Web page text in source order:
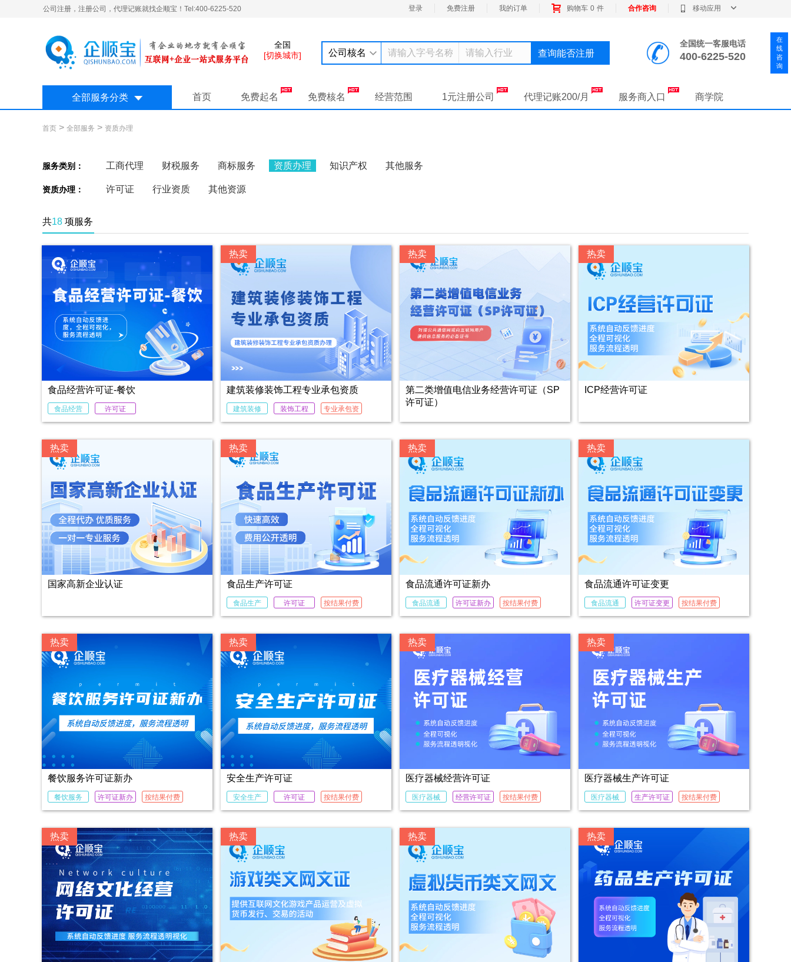
公司注册，注册公司，代理记账就找企顺宝！Tel:400-6225-520 登录 免费注册 我的订单 购物车 0 件 合作咨询 移动应用
全国
[切换城市]
公司核名 查询能否注册
全国统一客服电话
400-6225-520
全部服务分类 首页 免费起名 免费核名 经营范围 1元注册公司 代理记账200/月 服务商入口 商学院
首页 > 全部服务 > 资质办理
服务类别： 工商代理 财税服务 商标服务 资质办理 知识产权 其他服务
资质办理： 许可证 行业资质 其他资源
共18 项服务
食品经营许可证-餐饮
食品经营 许可证
热卖
建筑装修装饰工程专业承包资质
建筑装修 装饰工程
专业承包资
质
热卖
第二类增值电信业务经营许可证（SP
许可证）
热卖
ICP经营许可证
热卖
国家高新企业认证
热卖
食品生产许可证
食品生产 许可证 按结果付费
热卖
食品流通许可证新办
食品流通 许可证新办 按结果付费
热卖
食品流通许可证变更
食品流通 许可证变更 按结果付费
热卖
餐饮服务许可证新办
餐饮服务 许可证新办 按结果付费
热卖
安全生产许可证
安全生产 许可证 按结果付费
热卖
医疗器械经营许可证
医疗器械 经营许可证 按结果付费
热卖
医疗器械生产许可证
医疗器械 生产许可证 按结果付费
热卖 热卖 热卖 热卖
在
线
咨
询